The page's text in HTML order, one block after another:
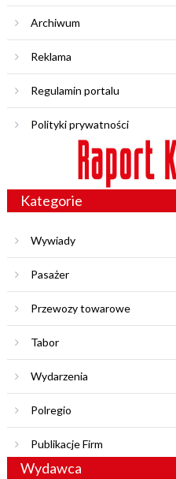
Archiwum
Reklama
Regulamin portalu
Polityki prywatności
Kategorie
Wywiady
Pasażer
Przewozy towarowe
Tabor
Wydarzenia
Polregio
Publikacje Firm
Wydawca